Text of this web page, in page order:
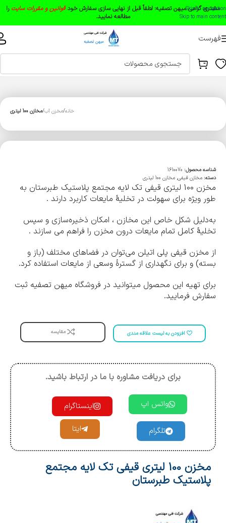
Skip to navigation
Skip to main content
مشتری گرامی میهن تصفیه: لطفاً قبل از نهایی سازی سفارش خودقوانین و مقررات سایت را
مطالعه نمایید.
فهرست
خانه مخزن آب مخازن 100 لیتری
شناسه محصول: 1610070
دسته: مخازن قیفی, مخازن 100 لیتری
مخزن 100 لیتری قیفی تک لایه مجتمع پلاستیک طبرستان به
طور ویژه برای سهولت در تخلیۀ مایعات کاربرد دارند .
به‌دلیل شکل خاص این مخازن ، امکان ذخیره‌سازی و سپس
تخلیۀ کامل تمام مایعات درون مخزن را فراهم می سازند .
از مخزن قیفی پلی اتیلن می‌توان در فضاهای مختلف (باز و
بسته) و برای نگهداری از گسترۀ وسعی از مایعات استفاده کرد.
برای تهیه این محصول میتوانید در فروشگاه میهن تصفیه ثبت
سفارش فرمایید.
افزودن به لیست علاقه مندی مقایسه
برای دریافت مشاوره با ما در ارتباط باشید.
واتس اپ اینستاگرام
تلگرام ایتا
مخزن 100 لیتری قیفی تک لایه مجتمع
پلاستیک طبرستان